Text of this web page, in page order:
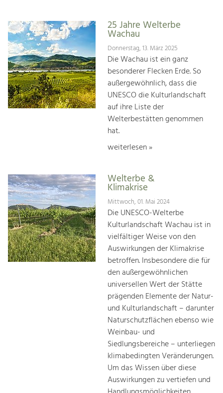
25 Jahre Welterbe
Wachau
Donnerstag, 13. März 2025
Die Wachau ist ein ganz
besonderer Flecken Erde. So
außergewöhnlich, dass die
UNESCO die Kulturlandschaft
auf ihre Liste der
Welterbestätten genommen
hat.
weiterlesen »
Welterbe &
Klimakrise
Mittwoch, 01. Mai 2024
Die UNESCO-Welterbe
Kulturlandschaft Wachau ist in
vielfältiger Weise von den
Auswirkungen der Klimakrise
betroffen. Insbesondere die für
den außergewöhnlichen
universellen Wert der Stätte
prägenden Elemente der Natur-
und Kulturlandschaft – darunter
Naturschutzflächen ebenso wie
Weinbau- und
Siedlungsbereiche – unterliegen
klimabedingten Veränderungen.
Um das Wissen über diese
Auswirkungen zu vertiefen und